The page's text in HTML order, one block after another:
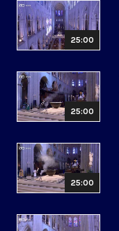
25:00
25:00
25:00